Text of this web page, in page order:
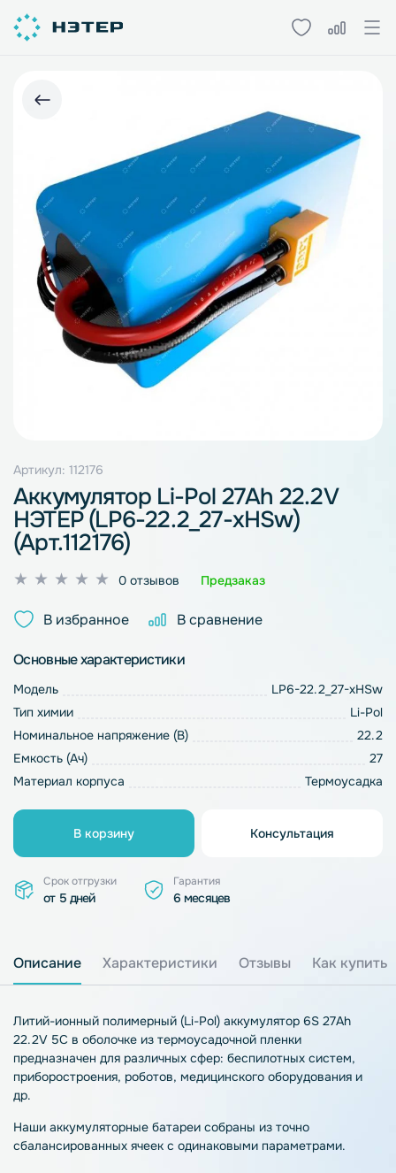
Артикул: 112176
Аккумулятор Li-Pol 27Ah 22.2V
НЭТЕР (LP6-22.2_27-xHSw)
(Арт.112176)
Оценка
из
0 отзывов Предзаказ
В избранное В сравнение
Основные характеристики
Модель
LP6-22.2_27-xHSw
Тип химии
Li-Pol
Номинальное напряжение (В)
22.2
Емкость (Ач)
27
Материал корпуса
Термоусадка
В корзину Консультация
Срок отгрузки
от 5 дней
Гарантия
6 месяцев
Описание Характеристики Отзывы Как купить
Литий-ионный полимерный (Li-Pol) аккумулятор 6S 27Ah
22.2V 5C в оболочке из термоусадочной пленки
предназначен для различных сфер: беспилотных систем,
приборостроения, роботов, медицинского оборудования и
др.
Наши аккумуляторные батареи собраны из точно
сбалансированных ячеек с одинаковыми параметрами.